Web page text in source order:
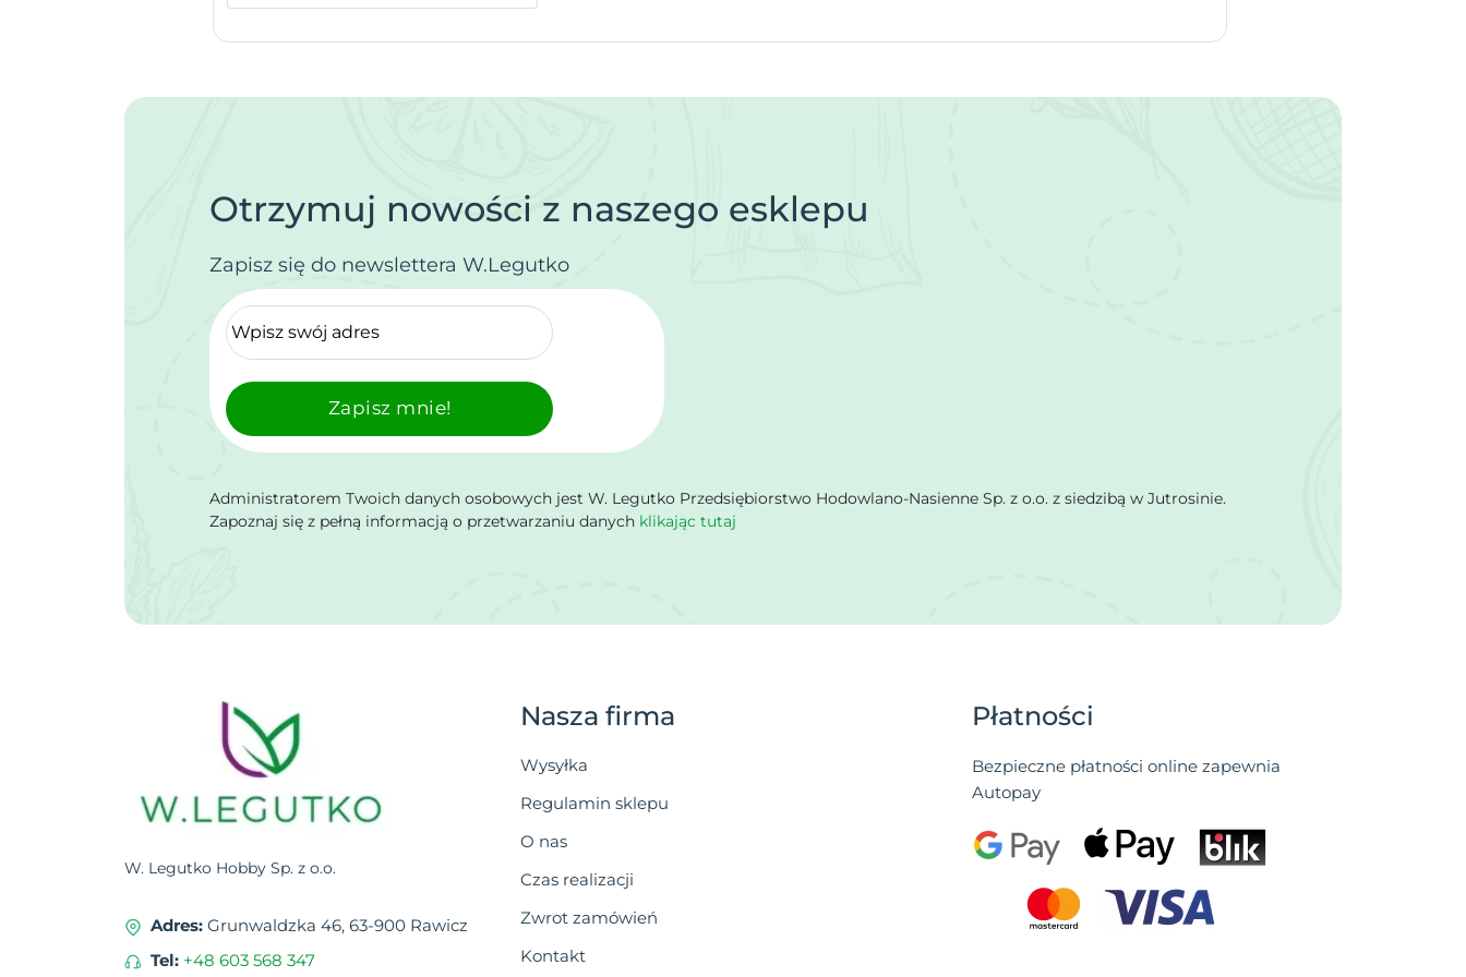
Otrzymuj nowości z naszego esklepu
Zapisz się do newslettera W.Legutko
Zapisz mnie!
Administratorem Twoich danych osobowych jest W. Legutko Przedsiębiorstwo Hodowlano-Nasienne Sp. z o.o. z siedzibą w Jutrosinie.
Zapoznaj się z pełną informacją o przetwarzaniu danych klikając tutaj
W. Legutko Hobby Sp. z o.o.
Adres: Grunwaldzka 46, 63-900 Rawicz
Tel: +48 603 568 347
Nasza firma
Wysyłka
Regulamin sklepu
O nas
Czas realizacji
Zwrot zamówień
Kontakt
Płatności
Bezpieczne płatności online zapewnia
Autopay